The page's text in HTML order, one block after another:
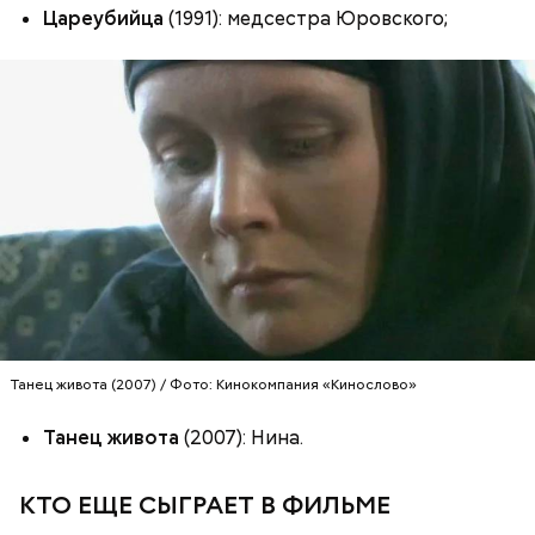
Цареубийца (1991): медсестра Юровского;
Танец живота (2007) / Фото: Кинокомпания «Кинослово»
Танец живота (2007): Нина.
КТО ЕЩЕ СЫГРАЕТ В ФИЛЬМЕ
Праздник любви
искали себе невест.